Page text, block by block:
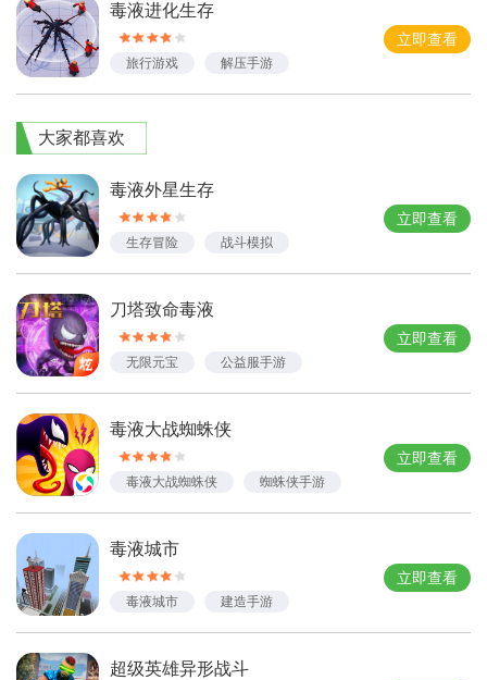
毒液进化生存
旅行游戏
解压手游
轻竞技手游
休闲游戏
益智游戏
立即查看
大家都喜欢
毒液外星生存
生存冒险
战斗模拟
动作冒险
立即查看
刀塔致命毒液
无限元宝
公益服手游
BT手游
立即查看
毒液大战蜘蛛侠
毒液大战蜘蛛侠
蜘蛛侠手游
动作手游
立即查看
毒液城市
毒液城市 建造手游
立即查看
超级英雄异形战斗